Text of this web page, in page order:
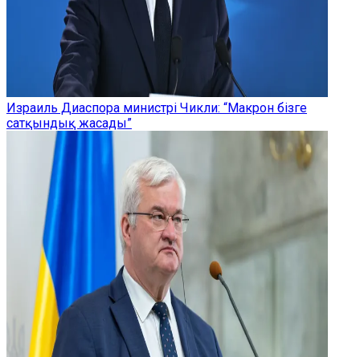
Израиль Диаспора министрі Чикли: “Макрон бізге
сатқындық жасады”